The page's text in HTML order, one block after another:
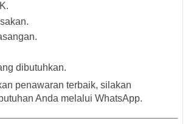
dibutuhkan.
penawaran terbaik, silakan
Anda melalui WhatsApp.